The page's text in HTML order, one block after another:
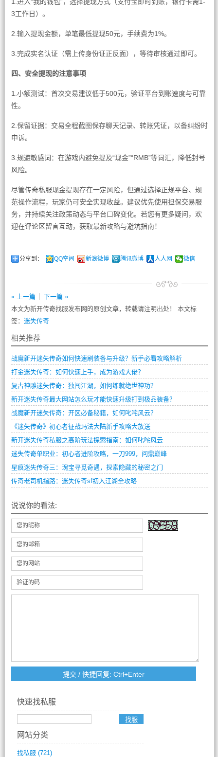
3工作日）。
2.输入提现金额，单笔最低提现50元，手续费为1%。
3.完成实名认证（需上传身份证正反面），等待审核通过即可。
四、安全提现的注意事项
1.小额测试：首次交易建议低于500元，验证平台到账速度与可靠
性。
2.保留证据：交易全程截图保存聊天记录、转账凭证，以备纠纷时
申诉。
3.规避敏感词：在游戏内避免提及“现金”“RMB”等词汇，降低封号
风险。
尽管传奇私服现金提现存在一定风险，但通过选择正规平台、规
范操作流程，玩家仍可安全实现收益。建议优先使用担保交易服
务，并持续关注政策动态与平台口碑变化。若您有更多疑问，欢
迎在评论区留言互动，获取最新攻略与避坑指南！
分享到： QQ空间 新浪微博 腾讯微博 人人网 微信
« 上一篇
下一篇 »
本文为新开传奇找服发布网的原创文章，转载请注明出处！ 本文标
签： 迷失传奇
相关推荐
战魔新开迷失传奇如何快速刷装备与升级？新手必看攻略解析
打金迷失传奇：如何快速上手，成为游戏大佬？
复古神雕迷失传奇：独闯江湖，如何练就绝世神功？
新开迷失传奇最大网站怎么玩才能快速升级打到极品装备？
战魔新开迷失传奇：开区必备秘籍，如何叱咤风云？
《迷失传奇》初心者征战玛法大陆新手攻略大放送
新开迷失传奇私服之高阶玩法探索指南：如何叱咤风云
迷失传奇单职业：初心者进阶攻略，一刀999，问鼎巅峰
星痕迷失传奇三：瑰宝寻觅奇遇，探索隐藏的秘密之门
传奇老司机指路：迷失传奇sf初入江湖全攻略
说说你的看法:
您的昵称
您的邮箱
您的网站
验证的码
快速找私服
网站分类
找私服 (721)